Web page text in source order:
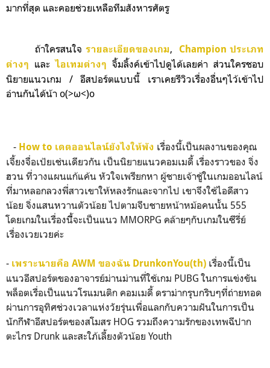
มากที่สุด และคอยช่วยเหลือทีมสังหารศัตรู
ถ้าใครสนใจ รายละเอียดของเกม, Champion ประเภท
ต่างๆ และไอเทมต่างๆ จิ้มลิ้งค์เข้าไปดูได้เลยค่า ส่วนใครชอบ
นิยายแนวเกม / อีสปอร์ตแบบนี้ เราเคยรีวิวเรื่องอื่นๆไว้เข้าไป
อ่านกันได้น้า o(>ω<)o
- How to เดตออนไลน์ยังไงให้พัง เรื่องนี้เป็นผลงานของคุณ
เจี้ยงจื่อเป้ยเช่นเดียวกัน เป็นนิยายแนวคอมเมดี้ เรื่องราวของ จิ่ง
ฮวน ที่วางแผนแก้แค้น หัวใจเพรียกหา ผู้ชายเจ้าชู้ในเกมออนไลน์
ที่มาหลอกลวงพี่สาวเขาให้หลงรักและจากไป เขาจึงใช้ไอดีสาว
น้อย จิ่งแสนหวานตัวน้อย ไปตามจีบชายหน้าหม้อคนนั้น 555
โดยเกมในเรื่องนีี้จะเป็นแนว MMORPG คล้ายๆกับเกมในซีรี่ย์
เรื่องเวยเวยค่ะ
- เพราะนายคือ AWM ของฉัน DrunkonYou(th) เรื่องนี้เป็น
แนวอีสปอร์ตของอาจารย์ม่านม่านที่ใช้เกม PUBG ในการแข่งขัน
พล็อตเรื่อเป็นแนวโรแมนติก คอมเมดี้ ดราม่ากรุบกริบๆที่ถ่ายทอด
ผ่านการอุทิศช่วงเวลาแห่งวัยรุ่นเพื่อแลกกับความฝันในการเป็น
นักกีฬาอีสปอร์ตของสโมสร HOG รวมถึงความรักของเทพฉีปาก
ตะไกร Drunk และสะใภ้เลี้ยงตัวน้อย Youth